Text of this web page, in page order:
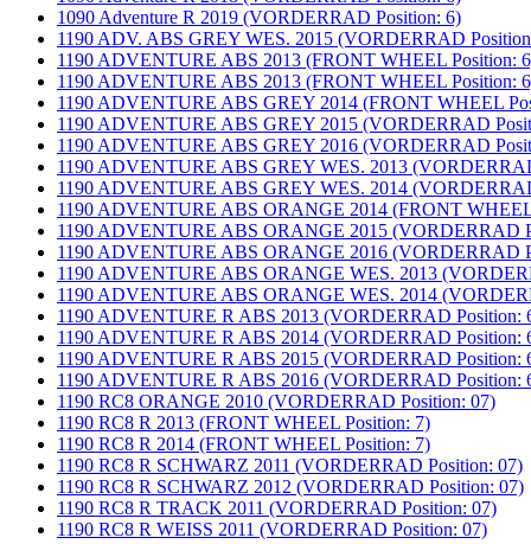
1090 Adventure R 2019 (VORDERRAD Position: 6)
1190 ADV. ABS GREY WES. 2015 (VORDERRAD
1190 ADVENTURE ABS 2013 (FRONT WHEEL Position:
1190 ADVENTURE ABS 2013 (FRONT WHEEL Position:
1190 ADVENTURE ABS GREY 2014 (FRONT WHEEL
1190 ADVENTURE ABS GREY 2015 (VORDERRAD
1190 ADVENTURE ABS GREY 2016 (VORDERRAD
1190 ADVENTURE ABS GREY WES. 2013
1190 ADVENTURE ABS GREY WES. 2014
1190 ADVENTURE ABS ORANGE 2014 (FRONT
1190 ADVENTURE ABS ORANGE 2015 (VORDERRAD
1190 ADVENTURE ABS ORANGE 2016 (VORDERRAD
1190 ADVENTURE ABS ORANGE WES. 2013
1190 ADVENTURE ABS ORANGE WES. 2014
1190 ADVENTURE R ABS 2013 (VORDERRAD Position:
1190 ADVENTURE R ABS 2014 (VORDERRAD Position:
1190 ADVENTURE R ABS 2015 (VORDERRAD Position:
1190 ADVENTURE R ABS 2016 (VORDERRAD Position:
1190 RC8 ORANGE 2010 (VORDERRAD Position: 07)
1190 RC8 R 2013 (FRONT WHEEL Position: 7)
1190 RC8 R 2014 (FRONT WHEEL Position: 7)
1190 RC8 R SCHWARZ 2011 (VORDERRAD Position: 07)
1190 RC8 R SCHWARZ 2012 (VORDERRAD Position: 07)
1190 RC8 R TRACK 2011 (VORDERRAD Position: 07)
1190 RC8 R WEISS 2011 (VORDERRAD Position: 07)